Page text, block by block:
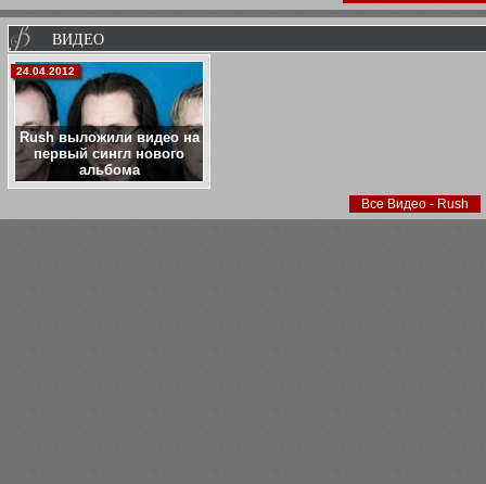
городах США и Канады.Как
официальный сайт группы...
ВИДЕО
Rush выложили видео на
первый сингл нового
альбома
24.04.2012
Все Видео - Rush